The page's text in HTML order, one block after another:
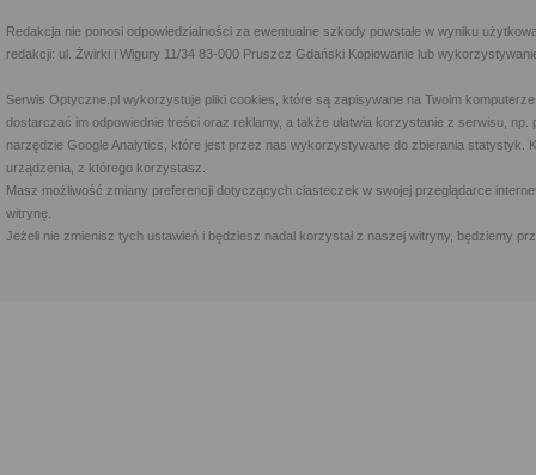
Redakcja nie ponosi odpowiedzialności za ewentualne szkody powstałe w wyniku
redakcji: ul. Żwirki i Wigury 11/34 83-000 Pruszcz Gdański Kopiowanie lub
Serwis Optyczne.pl wykorzystuje pliki cookies, które są zapisywane na Twoim
dostarczać im odpowiednie treści oraz reklamy, a także ułatwia korzystanie z serwisu,
narzędzie Google Analytics, które jest przez nas wykorzystywane do zbierania statystyk.
urządzenia, z którego korzystasz.
Masz możliwość zmiany preferencji dotyczących ciasteczek w swojej przeglądarce
witrynę.
Jeżeli nie zmienisz tych ustawień i będziesz nadal korzystał z naszej witryny, będziemy